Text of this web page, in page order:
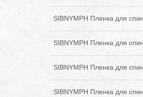
SIBNYMPH Пленка для
SIBNYMPH Пленка для
SIBNYMPH Пленка для
SIBNYMPH Пленка для